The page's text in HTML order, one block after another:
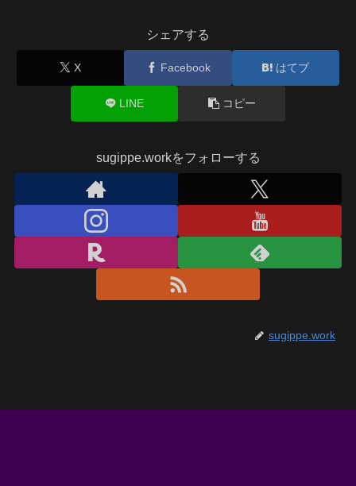
シェアする
X Facebook はてブ
LINE コピー
sugippe.workをフォローする
sugippe.work